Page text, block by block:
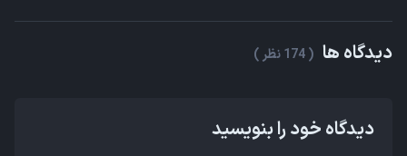
دیدگاه ها ( 174 نظر )
دیدگاه خود را بنویسید